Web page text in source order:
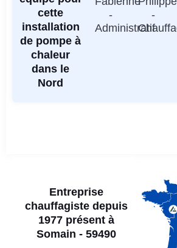
cette
installation
de pompe à
chaleur
dans le
Nord
-
Administratif
-
Entreprise
chauffagiste depuis
1977 présent à
Somain - 59490